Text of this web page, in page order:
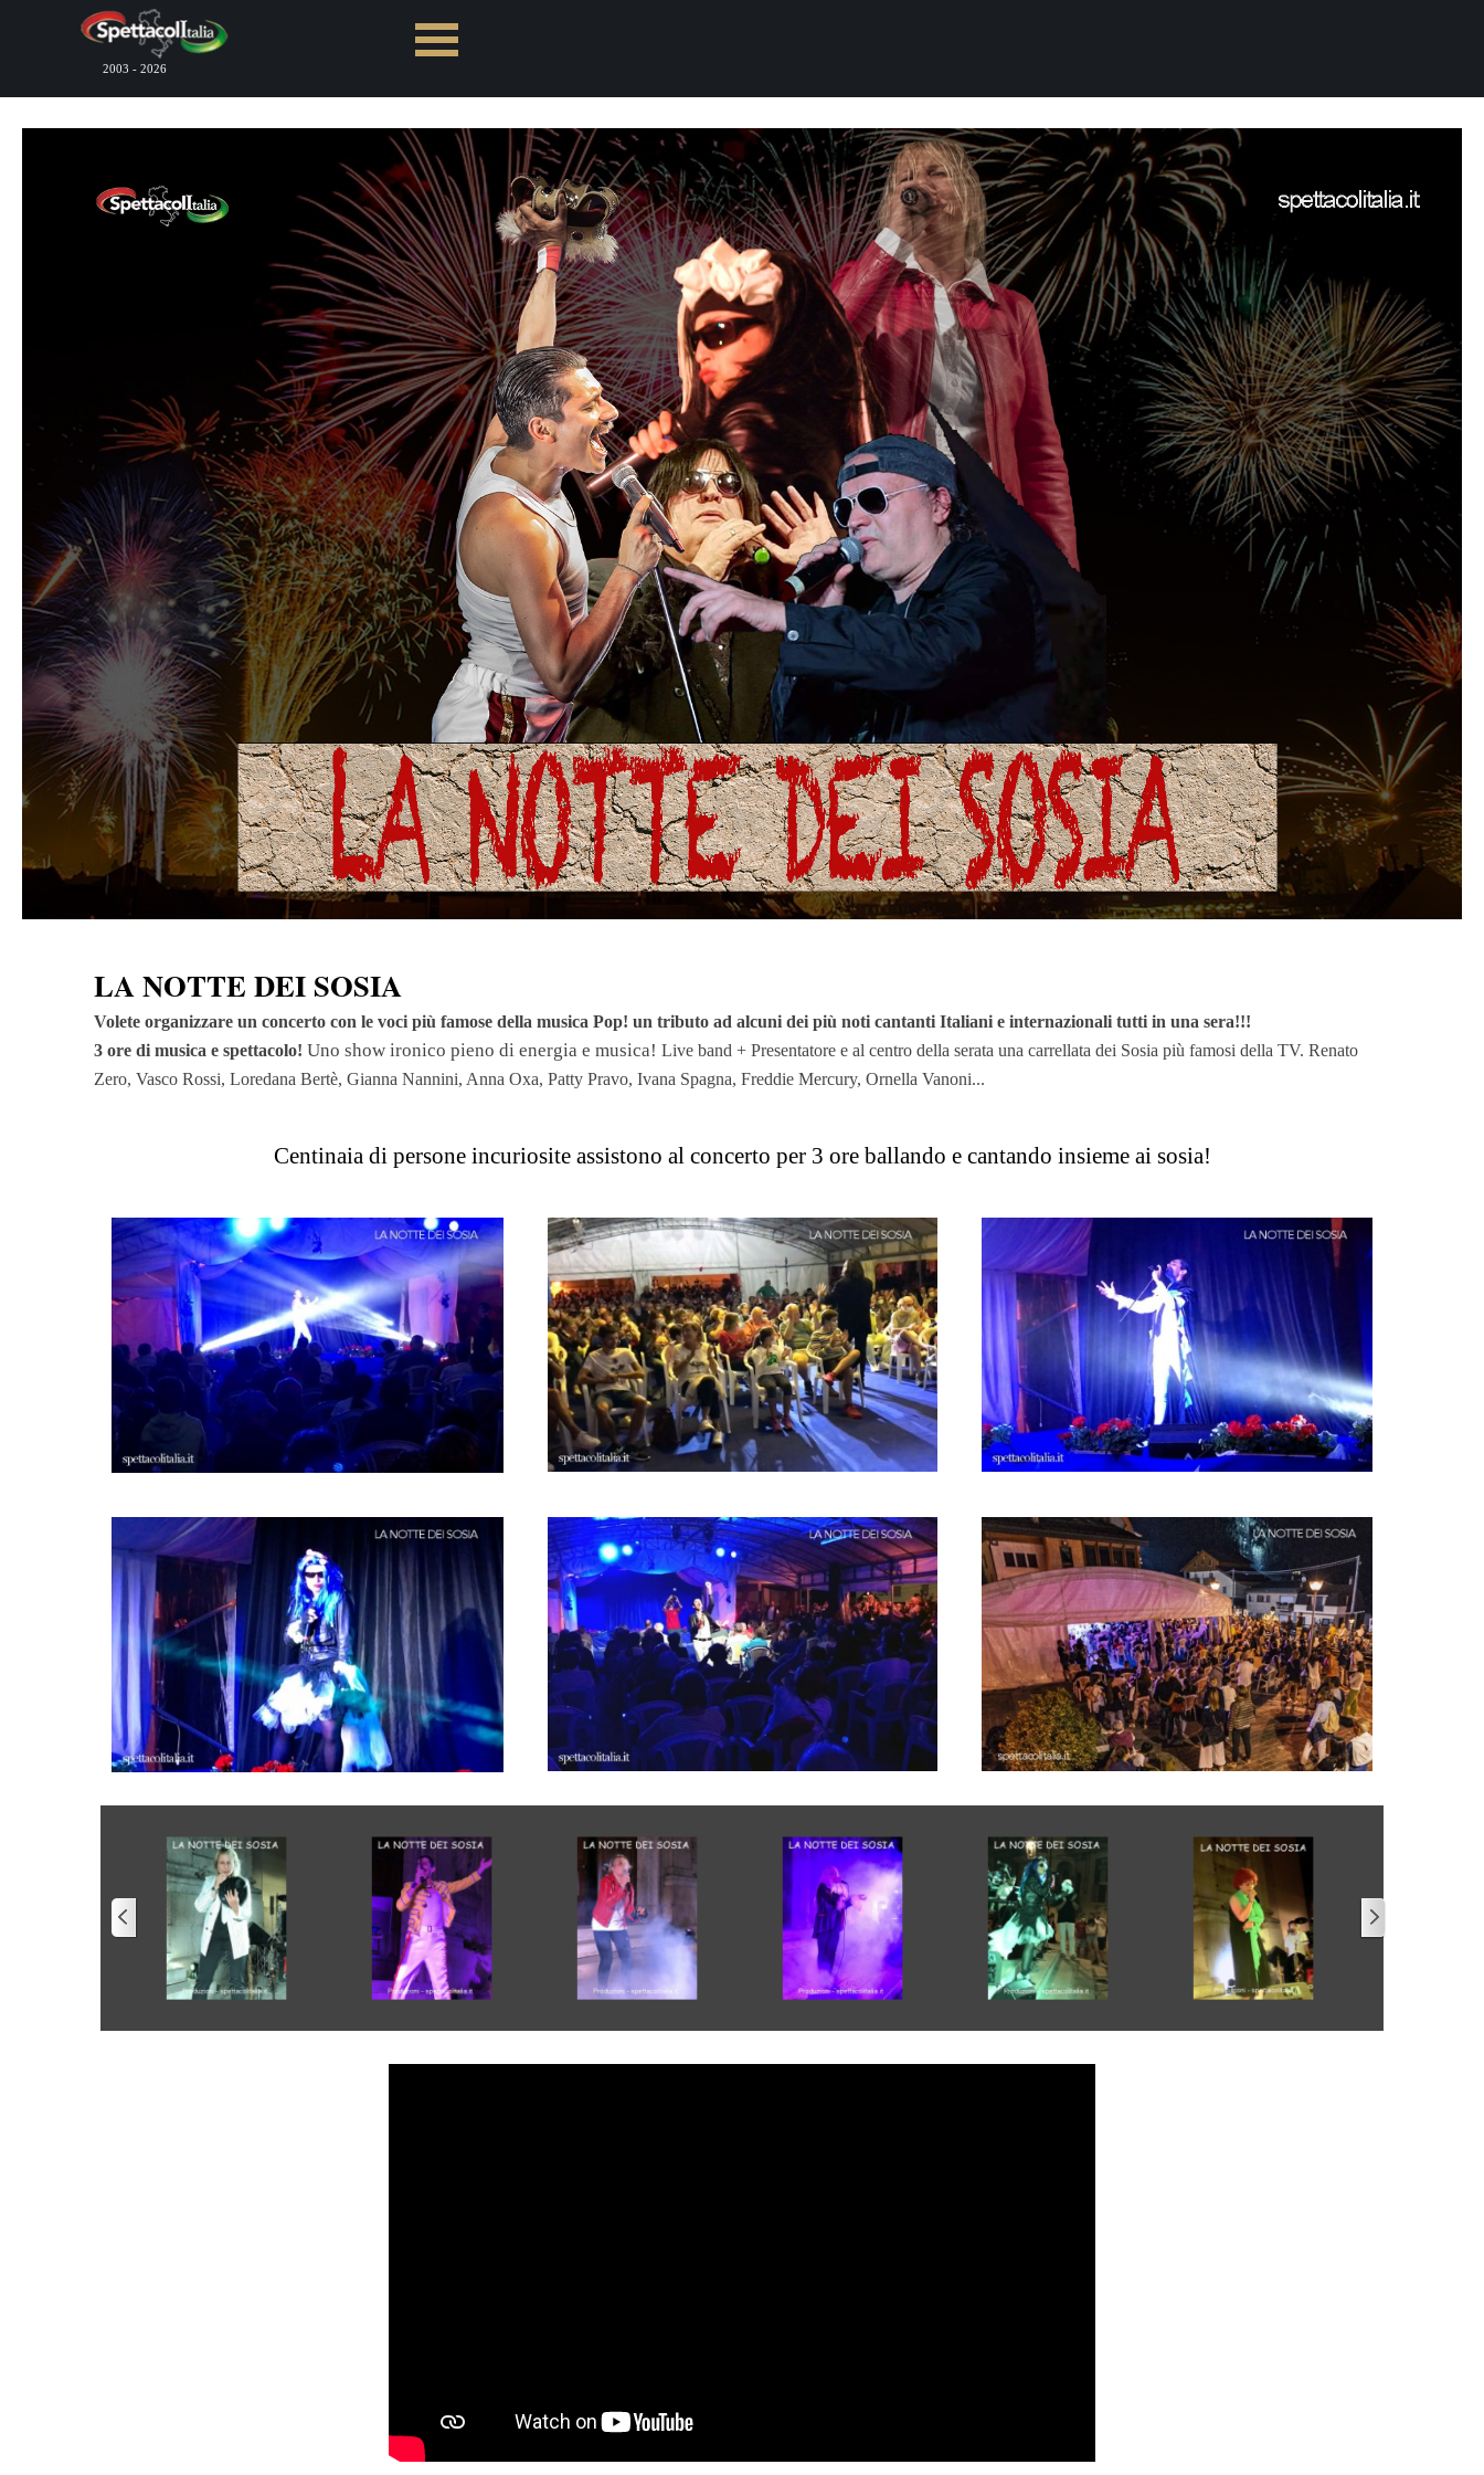
Vai ai contenuti
2003 - 2026
LA NOTTE DEI SOSIA
Volete organizzare un concerto con le voci più famose della musica Pop! un tributo ad alcuni dei più noti cantanti Italiani e internazionali tutti in una sera!!!
3 ore di musica e spettacolo! Uno show ironico pieno di energia e musica! Live band + Presentatore e al centro della serata una carrellata dei Sosia più famosi della TV. Renato
Zero, Vasco Rossi, Loredana Bertè, Gianna Nannini, Anna Oxa, Patty Pravo, Ivana Spagna, Freddie Mercury, Ornella Vanoni...
Centinaia di persone incuriosite assistono al concerto per 3 ore ballando e cantando insieme ai sosia!